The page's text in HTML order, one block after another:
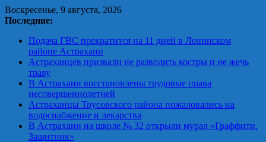
Skip
to
Воскресенье, 9 августа, 2026
Последние:
Подача ГВС прекратится на 11 дней в Ленинском
районе Астрахани
Астраханцев призвали не разводить костры и не жечь
траву
В Астрахани восстановлены трудовые права
несовершеннолетней
Астраханцы Трусовского района пожаловались на
водоснабжение и лекарства
В Астрахани на школе № 32 открыли мурал «Граффити.
Защитник»